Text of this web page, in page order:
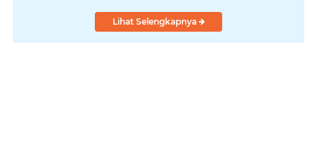
Lihat Selengkapnya